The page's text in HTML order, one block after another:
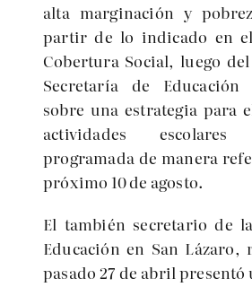
alta marginación y
partir de lo indicado en
Cobertura Social, luego
Secretaría de Educación
sobre una estrategia para
actividades escolares
programada de manera
próximo 10 de agosto.
El también secretario de
Educación en San Lázaro,
pasado 27 de abril